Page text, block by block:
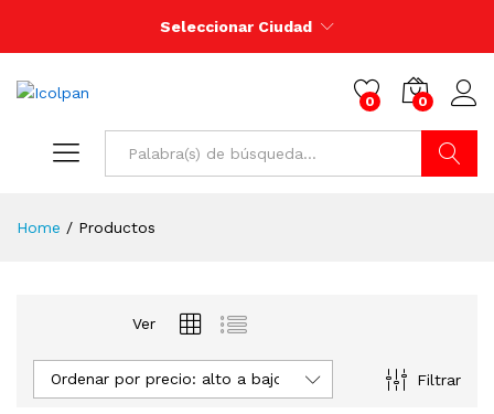
Seleccionar Ciudad
0 0
Home / Productos
Ver
Filtrar
Ordenar por precio: alto a bajo